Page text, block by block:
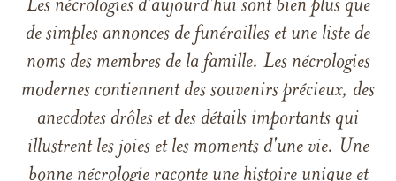
Les nécrologies d'aujourd'hui sont bien plus que
de simples annonces de funérailles et une liste de
noms des membres de la famille. Les nécrologies
modernes contiennent des souvenirs précieux, des
anecdotes drôles et des détails importants qui
illustrent les joies et les moments d'une vie. Une
bonne nécrologie raconte une histoire unique et